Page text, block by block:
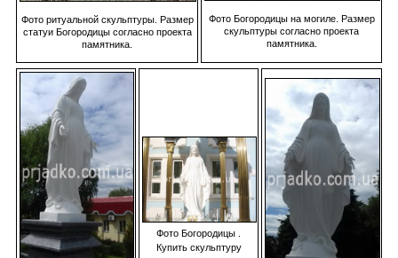
Фото ритуальной скульптуры. Размер
статуи Богородицы согласно проекта
памятника.
Фото Богородицы на могиле. Размер
скульптуры согласно проекта
памятника.
Фото Богородицы .
Купить скульптуру